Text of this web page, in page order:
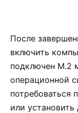
После
включить
подключен M.2
операционной
потребоваться
или